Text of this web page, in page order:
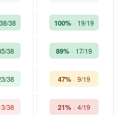
38/38 100% 19/19
38 89% 17/19
38 47% 9/19
38 21% 4/19